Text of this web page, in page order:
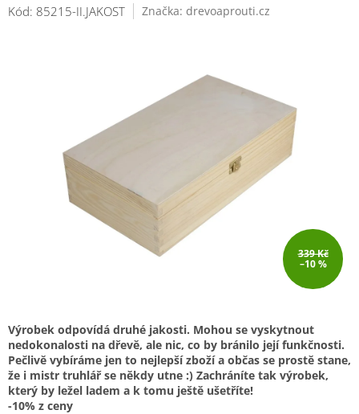
Kód: 85215-II.JAKOST Značka: drevoaprouti.cz
339 Kč
–10 %
Výrobek odpovídá druhé jakosti. Mohou se vyskytnout
nedokonalosti na dřevě, ale nic, co by bránilo její funkčnosti.
Pečlivě vybíráme jen to nejlepší zboží a občas se prostě stane,
že i mistr truhlář se někdy utne :) Zachráníte tak výrobek,
který by ležel ladem a k tomu ještě ušetříte!
-10% z ceny